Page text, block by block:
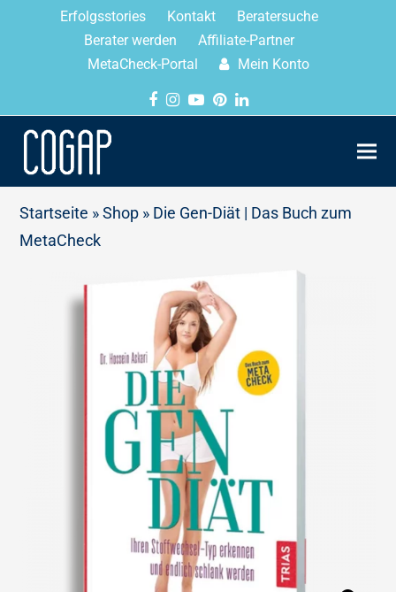
Erfolgsstories Kontakt
Beratersuche
Berater werden
Affiliate-Partner
MetaCheck-Portal
Mein Konto
Startseite »Shop » Die Gen-Diät | Das Buch zum
MetaCheck